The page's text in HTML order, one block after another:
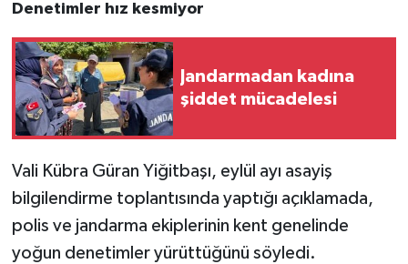
Denetimler hız kesmiyor
Jandarmadan kadına
şiddet mücadelesi
Vali Kübra Güran Yiğitbaşı, eylül ayı asayiş
bilgilendirme toplantısında yaptığı açıklamada,
polis ve jandarma ekiplerinin kent genelinde
yoğun denetimler yürüttüğünü söyledi.